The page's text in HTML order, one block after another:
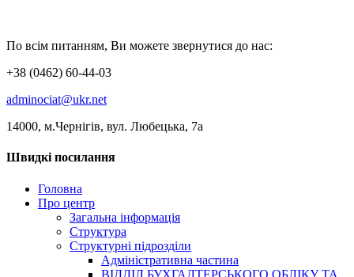
По всім питанням, Ви можете звернутися до нас:
+38 (0462) 60-44-03
adminociat@ukr.net
14000, м.Чернігів, вул. Любецька, 7а
Швидкі посилання
Головна
Про центр
Загальна інформація
Структура
Структурні підрозділи
Адміністративна частина
ВІДДІЛ БУХГАЛТЕРСЬКОГО ОБЛІКУ ТА